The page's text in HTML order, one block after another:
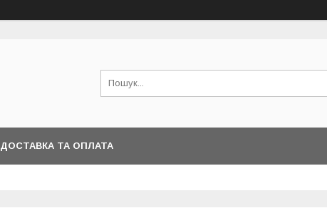
ДОСТАВКА ТА ОПЛАТА